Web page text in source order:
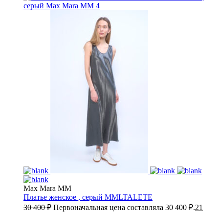
Max Mara MM
Платье женское , серый MMLTALETE
30 400₽ Первоначальная цена составляла 30 400 ₽.21